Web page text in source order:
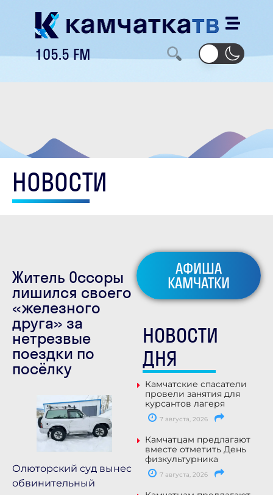
105.5 FM
НОВОСТИ
Житель Оссоры
лишился своего
«железного
друга» за
нетрезвые
поездки по
посёлку
Олюторский суд вынес
обвинительный
АФИША
КАМЧАТКИ
НОВОСТИ
ДНЯ
Камчатские спасатели
провели занятия для
курсантов лагеря
7 августа, 2026
Камчатцам предлагают
вместе отметить День
физкультурника
7 августа, 2026